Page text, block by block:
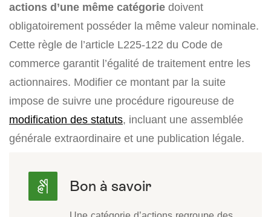
actions d’une même catégorie doivent
obligatoirement posséder la même valeur nominale.
Cette règle de l’article L225-122 du Code de
commerce garantit l’égalité de traitement entre les
actionnaires. Modifier ce montant par la suite
impose de suivre une procédure rigoureuse de
modification des statuts, incluant une assemblée
générale extraordinaire et une publication légale.